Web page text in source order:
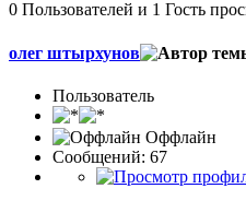
0 Пользователей и 1 Гость
олег штырхунов
Пользователь
Оффлайн
Сообщений: 67